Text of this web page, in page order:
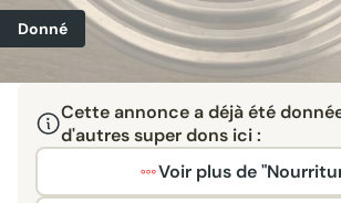
Donné
Cette annonce a déjà été
d'autres super dons ici :
Voir plus de